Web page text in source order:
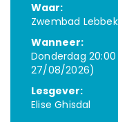
Waar:
Zwembad
Wanneer:
Donderdag
27/08/2026)
Lesgever:
Elise Ghisdal